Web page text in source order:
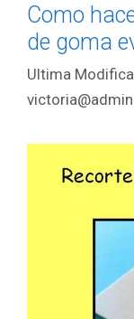
Como
de goma
victoria@admin